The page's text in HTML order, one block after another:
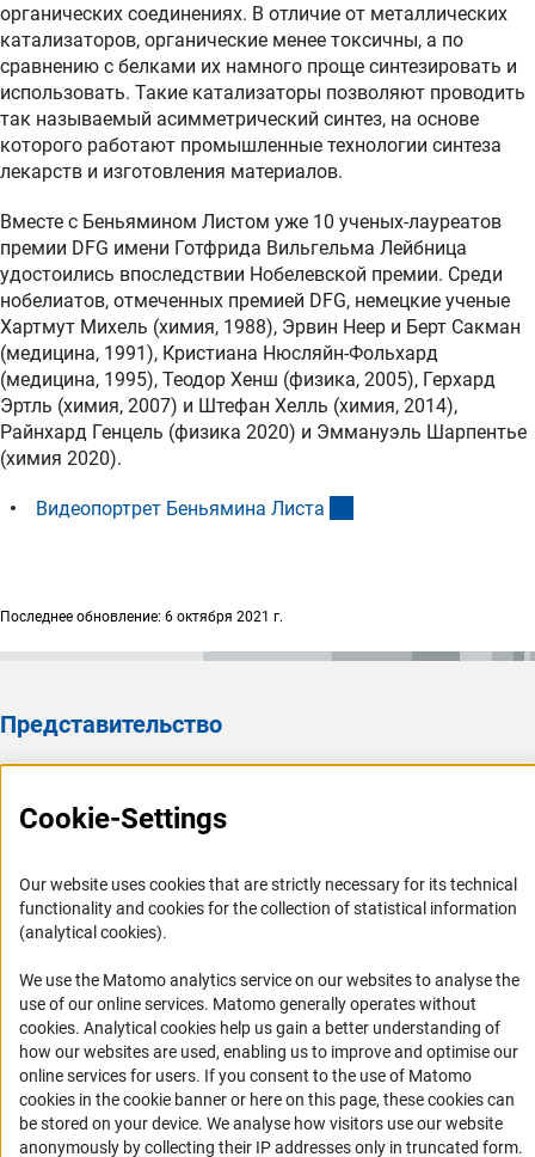
органических соединениях. В отличие от металлических
катализаторов, органические менее токсичны, а по
сравнению с белками их намного проще синтезировать и
использовать. Такие катализаторы позволяют проводить
так называемый асимметрический синтез, на основе
которого работают промышленные технологии синтеза
лекарств и изготовления материалов.
Вместе с Беньямином Листом уже 10 ученых-лауреатов
премии DFG имени Готфрида Вильгельма Лейбница
удостоились впоследствии Нобелевской премии. Среди
нобелиатов, отмеченных премией DFG, немецкие ученые
Хартмут Михель (химия, 1988), Эрвин Неер и Берт Сакман
(медицина, 1991), Кристиана Нюсляйн-Фольхард
(медицина, 1995), Теодор Хенш (физика, 2005), Герхард
Эртль (химия, 2007) и Штефан Хелль (химия, 2014),
Райнхард Генцель (физика 2020) и Эммануэль Шарпентье
(химия 2020).
Видеопортрет Беньямина Листа
Последнее обновление: 6 октября 2021 г.
Представительство
История Представительства 2003 - 2022
Органы управления
Задачи DFG
История DFG
Финансирование
Совместные конкурсы с российскими партнёрскими
организациями
Партнёры DFG в России
Cookie-Settings
Our website uses cookies that are strictly necessary for its technical
functionality and cookies for the collection of statistical information
(analytical cookies).
We use the Matomo analytics service on our websites to analyse the
use of our online services. Matomo generally operates without
cookies(Anc
. Analytical cookies help us gain a better understanding of
how our websites are used, enabling us to improve and optimise our
online services for users. If you consent to the use of Matomo
cookies in the cookie banner or here on this page, these cookies can
be stored on your device. We analyse how visitors use our website
anonymously by collecting their IP addresses only in truncated form.